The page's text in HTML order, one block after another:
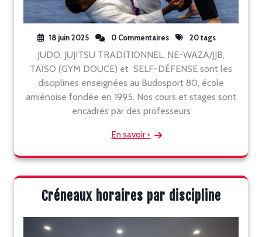
18 juin 2025 0 Commentaires 20 tags
JUDO, JUJITSU TRADITIONNEL, NE-WAZA/JJB,
TAÏSO (GYM DOUCE) et SELF-DÉFENSE sont les
disciplines enseignées au Budosport 80, école
amiénoise fondée en 1995. Nos cours et stages sont
encadrés par des professeurs
En savoir +
Créneaux horaires par discipline